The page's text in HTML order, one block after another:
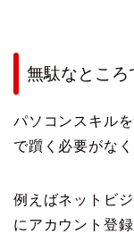
無駄なところ
パソコンスキル
で躓く必要がなく
例えばネットビ
にアカウント登